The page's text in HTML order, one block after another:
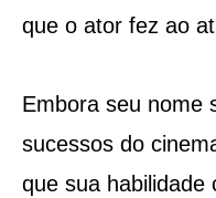
que o ator fez ao
Embora seu nome
sucessos do
que sua habilidade